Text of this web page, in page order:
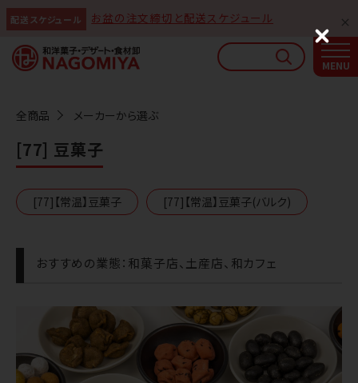
配送スケジュール お盆の注文締切と配送スケジュール
全商品 メーカーから選ぶ
[77] 豆菓子
[77]【常温】豆菓子 [77]【常温】豆菓子(バルク)
おすすめの業態：和菓子店、土産店、和カフェ
なごみやAIガイド
AIがなごみやの使い方をお答えします
C
l
o